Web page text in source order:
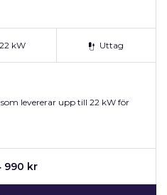
22 kW Uttag
levererar upp till 22 kW för
990 kr